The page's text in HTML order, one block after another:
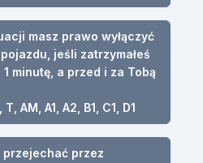
masz prawo wyłączyć
jeśli zatrzymałeś
minutę, a przed i za Tobą
AM, A1, A2, B1, C1, D1
przez